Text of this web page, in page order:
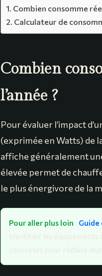
Combien consomme
Calculateur de
Combien
l’année ?
Pour évaluer l’impact
(exprimée en Watts) de
affiche généralement
élevée permet de
le plus énergivore de la
Pour aller plus loin
Guide
Identifiez les équipements
concrètes pour réduire